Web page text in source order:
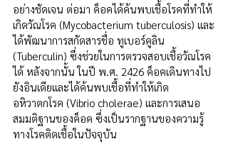
อย่างชัดเจน ต่อมา ค็อคได้ค้นพบเชื้อโรคที่ทำให้
เกิดวัณโรค (Mycobacterium tuberculosis) และ
ได้พัฒนาการสกัดสารชื่อ ทูเบอร์คูลิน
(Tuberculin) ซึ่งช่วยในการตรวจสอบเชื้อวัณโรค
ได้ หลังจากนั้น ในปี พ.ศ. 2426 ค็อคเดินทางไป
ยังอินเดียและได้ค้นพบเชื้อที่ทำให้เกิด
อหิวาตกโรค (Vibrio cholerae) และการเสนอ
สมมติฐานของค็อค ซึ่งเป็นรากฐานของความรู้
ทางโรคติดเชื้อในปัจจุบัน